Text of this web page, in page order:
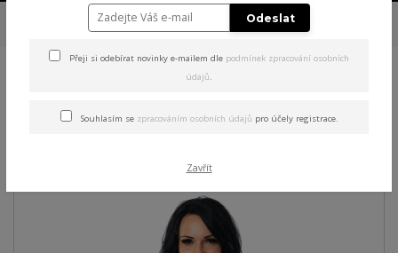
TRIČKA & TÍLKA
Yakuza dámské tílko Hidden Cami
Cami Top black L
Odeslat
Přeji si odebírat novinky e-mailem dle podmínek zpracování osobních
údajů.
Souhlasím se zpracováním osobních údajů pro účely registrace.
Zavřít